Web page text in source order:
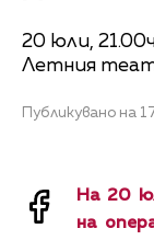
20 юли,
Летния
Публикувано на
На 20
на